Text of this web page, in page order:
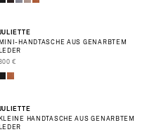
MINI-HANDTASCHE AUS GENARBTEM
LEDER
DE VENTE
€
KLEINE HANDTASCHE AUS GENARBTEM
LEDER